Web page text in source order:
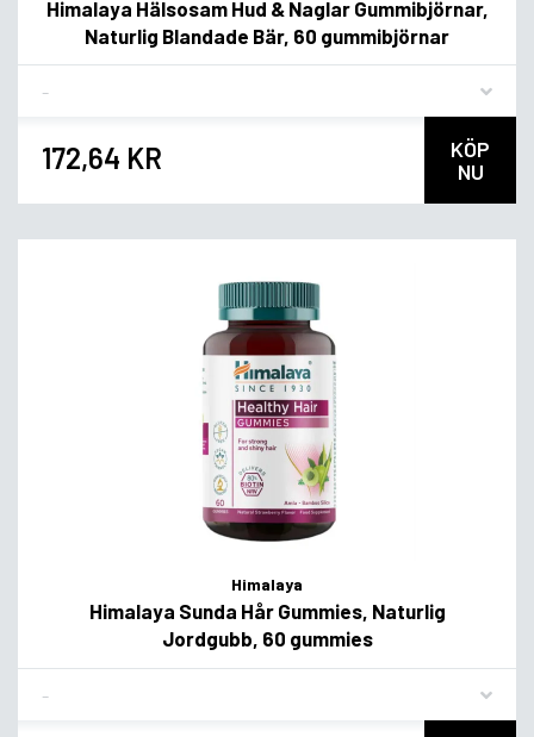
Himalaya Hälsosam Hud & Naglar Gummibjörnar,
Naturlig Blandade Bär, 60 gummibjörnar
172,64 KR
KÖP
NU
Himalaya
Himalaya Sunda Hår Gummies, Naturlig
Jordgubb, 60 gummies